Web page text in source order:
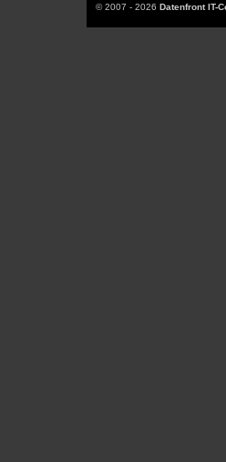
© 2007 - 2026 Datenfront IT-